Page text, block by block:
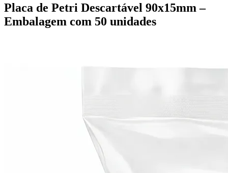
Placa de Petri Descartável 90x15mm –
Embalagem com 50 unidades